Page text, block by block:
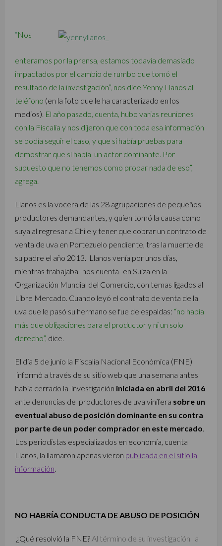
“Nos
enteramos por la prensa, estamos todavía demasiado
impactados por el cambio de rumbo que tomó el
resultado de la investigación”, nos dice Yenny Llanos al
teléfono (en la foto que le ha caracterizado en los
medios) . El año pasado, cuenta, hubo varias reuniones
con la Fiscalía y nos dijeron que con toda esa información
se podía seguir el caso, y que sí había pruebas para
demostrar que sí había un actor dominante. Por
supuesto que no tenemos como probar nada de eso”,
agrega.
Llanos es la vocera de las 28 agrupaciones de pequeños
productores demandantes, y quien tomó la causa como
suya al regresar a Chile y tener que cobrar un contrato de
venta de uva en Portezuelo pendiente, tras la muerte de
su padre el año 2013. Llanos venía por unos días,
mientras trabajaba -nos cuenta- en Suiza en la
Organización Mundial del Comercio, con temas ligados al
Libre Mercado. Cuando leyó el contrato de venta de la
uva que le pasó su hermano se fue de espaldas: “no había
más que obligaciones para el productor y ni un solo
derecho”, dice.
El día 5 de junio la Fiscalía Nacional Económica (FNE)
informó a través de su sitio web que una semana antes
había cerrado la investigación iniciada en abril del 2016
ante denuncias de productores de uva vinífera sobre un
eventual abuso de posición dominante en su contra
por parte de un poder comprador en este mercado
Los periodistas especializados en economía, cuenta
Llanos, la llamaron apenas vieron publicada en el sitio la
información
NO HABRÍA CONDUCTA DE ABUSO DE POSICIÓN
¿Qué resolvió la FNE? Al término de su investigación la